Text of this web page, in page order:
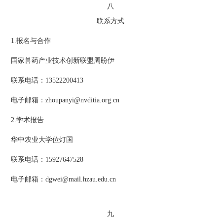
八
联系方式
1.报名与合作
国家兽药产业技术创新联盟周盼伊
联系电话：13522200413
电子邮箱：zhoupanyi@nvditia.org.cn
2.学术报告
华中农业大学位灯国
联系电话：15927647528
电子邮箱：dgwei@mail.hzau.edu.cn
九